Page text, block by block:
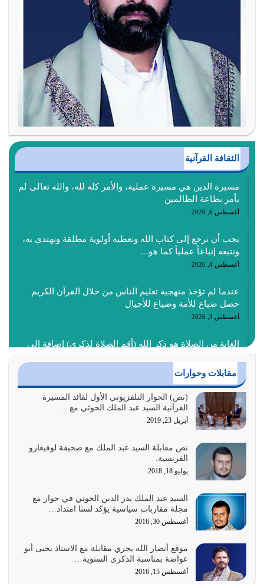
الثقافة القرآنية
مسيرة الدين هي مسيرة عملية، والأمر كله لله، والله تعالى لم
يأمر بطاعة الظالمين
أغسطس 6, 2026
يجب أن نرجع إلى كتاب الله ونعطيه أولوية مطلقة ونهتدي به،
ونتبعه إتباعاً عملياً كما هو…
أغسطس 4, 2026
عندما لم تؤخذ منهجية تعليم الناس من خلال القرآن الكريم
حصل ضياع للأمة وضياع للأجيال
أغسطس 3, 2026
الغاية من الصلاة هو ذكر الله (أقم الصلاة لذكري) إضافة إلى
أغسطس 2, 2026
السبب الرئيسي لشقاء الأمة الابتعاد عن كتاب الله والتعدي
لحدود الله بالإضافات للدين
أغسطس 1, 2026
أبرز أسباب الشقاء هو الإعراض عن ذكر الله وعن هدى الله
المتمثل في القرآن الكريم
يوليو 31, 2026
أولياء الشيطان كلما كانوا أكثر ولاءً وطاعة للشيطان كلما كانوا
أكثر ضعفاً
يوليو 30, 2026
وعد الله تعالى من يُقتل في سبيله بالحياة الأبدية والرزق
والاستبشار والنجاة والخلود في…
يوليو 29, 2026
مقابلات وحوارات
(نص) الحوار التلفزيوني الأول لقائد المسيرة
القرآنية السيد عبد الملك الحوثي مع…
أبريل 23, 2019
نص مقابلة السيد عبد الملك مع صحيفة لوفيغارو
الفرنسية.
يوليو 18, 2018
السيد عبد الملك بدر الدين الحوثي في حوار مع
مجلة مقاربات سياسية يؤكد لسنا امتداد…
أغسطس 30, 2016
موقع أنصار الله يجري مقابلة مع الاستاذ يحيى أبو
عواضة بمناسبة الذكرى السنوية…
أغسطس 15, 2016